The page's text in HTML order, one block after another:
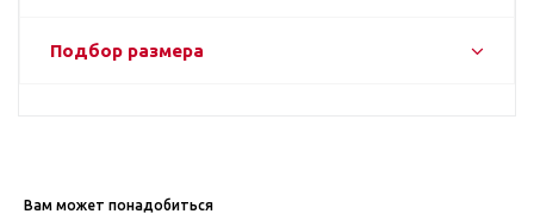
Подбор размера
Вам может понадобиться